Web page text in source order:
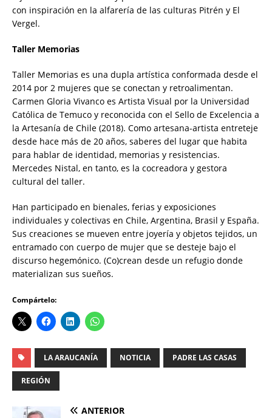
con inspiración en la alfarería de las culturas Pitrén y El
Vergel.
Taller Memorias
Taller Memorias es una dupla artística conformada desde el
2014 por 2 mujeres que se conectan y retroalimentan.
Carmen Gloria Vivanco es Artista Visual por la Universidad
Católica de Temuco y reconocida con el Sello de Excelencia a
la Artesanía de Chile (2018). Como artesana-artista entreteje
desde hace más de 20 años, saberes del lugar que habita
para hablar de identidad, memorias y resistencias.
Mercedes Nistal, en tanto, es la cocreadora y gestora
cultural del taller.
Han participado en bienales, ferias y exposiciones
individuales y colectivas en Chile, Argentina, Brasil y España.
Sus creaciones se mueven entre joyería y objetos tejidos, un
entramado con cuerpo de mujer que se desteje bajo el
discurso hegemónico. (Co)crean desde un refugio donde
materializan sus sueños.
Compártelo:
LA ARAUCANÍA NOTICIA PADRE LAS CASAS
REGIÓN
ANTERIOR